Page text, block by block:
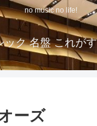
no music no life!
ック 名盤 これが
ーズ